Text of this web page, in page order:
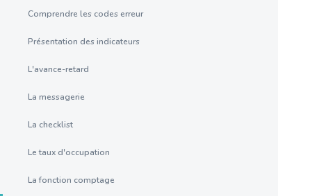
Comprendre les codes erreur
Présentation des indicateurs
L'avance-retard
La messagerie
La checklist
Le taux d'occupation
La fonction comptage